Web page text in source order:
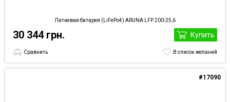
Литиевая батарея (LiFePo4) ARUNA LFP 200-25,6
30 344 грн. Купить
Сравнить В список желаний
#17090